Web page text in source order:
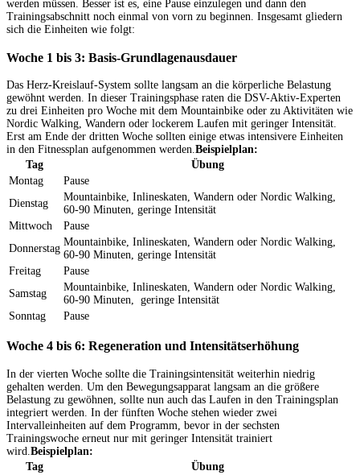
werden müssen. Besser ist es, eine Pause einzulegen und dann den
Trainingsabschnitt noch einmal von vorn zu beginnen. Insgesamt gliedern
sich die Einheiten wie folgt:
Woche 1 bis 3: Basis-Grundlagenausdauer
Das Herz-Kreislauf-System sollte langsam an die körperliche Belastung
gewöhnt werden. In dieser Trainingsphase raten die DSV-Aktiv-Experten
zu drei Einheiten pro Woche mit dem Mountainbike oder zu Aktivitäten wie
Nordic Walking, Wandern oder lockerem Laufen mit geringer Intensität.
Erst am Ende der dritten Woche sollten einige etwas intensivere Einheiten
in den Fitnessplan aufgenommen werden. Beispielplan:
Tag
Übung
Montag
Pause
Dienstag
Mountainbike, Inlineskaten, Wandern oder Nordic Walking,
60-90 Minuten, geringe Intensität
Mittwoch
Pause
Donnerstag
Mountainbike, Inlineskaten, Wandern oder Nordic Walking,
60-90 Minuten, geringe Intensität
Freitag
Pause
Samstag
Mountainbike, Inlineskaten, Wandern oder Nordic Walking,
60-90 Minuten, geringe Intensität
Sonntag
Pause
Woche 4 bis 6: Regeneration und Intensitätserhöhung
In der vierten Woche sollte die Trainingsintensität weiterhin niedrig
gehalten werden. Um den Bewegungsapparat langsam an die größere
Belastung zu gewöhnen, sollte nun auch das Laufen in den Trainingsplan
integriert werden. In der fünften Woche stehen wieder zwei
Intervalleinheiten auf dem Programm, bevor in der sechsten
Trainingswoche erneut nur mit geringer Intensität trainiert
wird. Beispielplan:
Tag
Übung